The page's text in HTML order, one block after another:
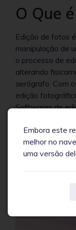
O Que
Edição de fotos
manipulação de
o processo de
alterando
aerógrafo. Com
edição
Softwares de
de fotos pode
remover objetos
imagem, e muito
Embora este
melhor no
uma versão